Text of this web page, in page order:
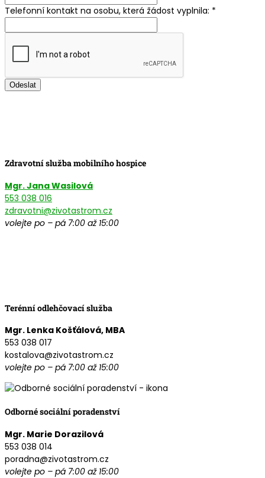
Telefonní kontakt na osobu, která žádost vyplnila: *
Odeslat
Zdravotní služba mobilního hospice
Mgr. Jana Wasilová
553 038 016
zdravotni@zivotastrom.cz
volejte po – pá 7:00 až 15:00
Terénní odlehčovací služba
Mgr. Lenka Košťálová, MBA
553 038 017
kostalova@zivotastrom.cz
volejte po – pá 7:00 až 15:00
Odborné sociální poradenství
Mgr. Marie Dorazilová
553 038 014
poradna@zivotastrom.cz
volejte po – pá 7:00 až 15:00